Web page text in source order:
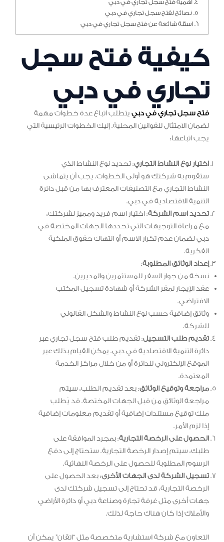
اهمية فتح سجل تجاري في دبي
نصائح لفتح سجل تجاري في دبي
اسئلة شائعة عن فتح سجل تجاري في دبي
كيفية فتح سجل
تجاري في دبي
فتح سجل تجاري في دبي يتطلب اتباع عدة خطوات مهمة
لضمان الامتثال للقوانين المحلية. إليك الخطوات الرئيسية التي
يجب اتباعها:
اختيار نوع النشاط التجاري: تحديد نوع النشاط الذي
ستقوم به شركتك هو أولى الخطوات. يجب أن يتماشى
النشاط التجاري مع التصنيفات المعترف بها من قبل دائرة
التنمية الاقتصادية في دبي.
تحديد اسم الشركة: اختيار اسم فريد ومميز لشركتك،
مع مراعاة التوجيهات التي تحددها الجهات المختصة في
دبي لضمان عدم تكرار الاسم أو انتهاك حقوق الملكية
الفكرية.
إعداد الوثائق المطلوبة:
نسخة من جواز السفر للمستثمرين والمديرين.
عقد الإيجار لمقر الشركة أو شهادة تسجيل المكتب
الافتراضي.
وثائق إضافية حسب نوع النشاط والشكل القانوني
للشركة.
تقديم طلب التسجيل: تقديم طلب فتح سجل تجاري عبر
دائرة التنمية الاقتصادية في دبي. يمكن القيام بذلك عبر
الموقع الإلكتروني للدائرة أو من خلال مراكز الخدمة
المعتمدة.
مراجعة وتوقيع الوثائق: بعد تقديم الطلب، سيتم
مراجعة الوثائق من قبل الجهات المختصة. قد يُطلب
منك توقيع مستندات إضافية أو تقديم معلومات إضافية
إذا لزم الأمر.
الحصول على الرخصة التجارية: بمجرد الموافقة على
طلبك، سيتم إصدار الرخصة التجارية. ستحتاج إلى دفع
الرسوم المطلوبة للحصول على الرخصة النهائية.
تسجيل الشركة لدى الجهات الأخرى: بعد الحصول على
الرخصة التجارية، قد تحتاج إلى تسجيل شركتك لدى
جهات أخرى مثل غرفة تجارة وصناعة دبي أو دائرة الأراضي
والأملاك إذا كان هناك حاجة لذلك.
التعاون مع شركة استشارية متخصصة مثل “اتقان” يمكن أن